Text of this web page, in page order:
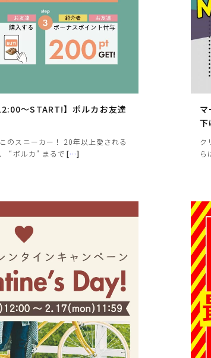
～START!】ポルカお友達
のスニーカー！ 20年以上愛される
“ポルカ” まるで […]
下
ク
ら
間帯の指定について
5日以降でしたら、お届け日時と時間帯をご指定